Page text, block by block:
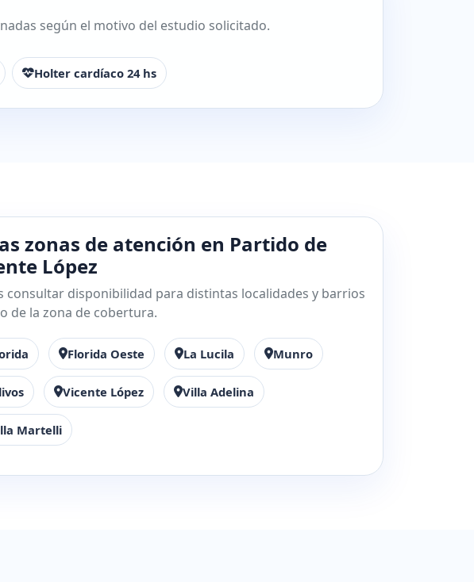
según el motivo del estudio solicitado.
Holter cardíaco 24 hs
zonas de atención en Partido de
López
consultar disponibilidad para distintas localidades y barrios
de la zona de cobertura.
Florida Oeste La Lucila Munro
Vicente López Villa Adelina
Martelli